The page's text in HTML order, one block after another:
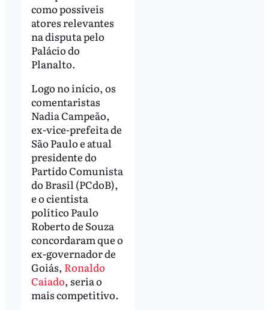
como possíveis
atores relevantes
na disputa pelo
Palácio do
Planalto.
Logo no início, os
comentaristas
Nadia Campeão,
ex-vice-prefeita de
São Paulo e atual
presidente do
Partido Comunista
do Brasil (PCdoB),
e o cientista
político Paulo
Roberto de Souza
concordaram que o
ex-governador de
Goiás, Ronaldo
Caiado, seria o
mais competitivo.